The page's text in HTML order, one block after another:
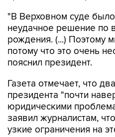
"В Верховном суде
неудачное решение по
рождения. (...) Поэтому
потому что это очень
пояснил президент.
Газета отмечает, что
президента "почти
юридическими
заявил журналистам,
узкие ограничения на